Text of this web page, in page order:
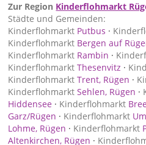
Zur Region Kinderflohmarkt
Städte und Gemeinden:
Kinderflohmarkt Putbus ·
Kinderflohmarkt Bergen auf
Kinderflohmarkt Rambin ·
Kinderflohmarkt Thesenvitz ·
Kinderflohmarkt Trent, Rügen ·
Kinderflohmarkt Sehlen, Rügen ·
Hiddensee · Kinderflohmarkt
Garz/Rügen · Kinderflohmarkt
Lohme, Rügen · Kinderflohmarkt
Altenkirchen, Rügen ·